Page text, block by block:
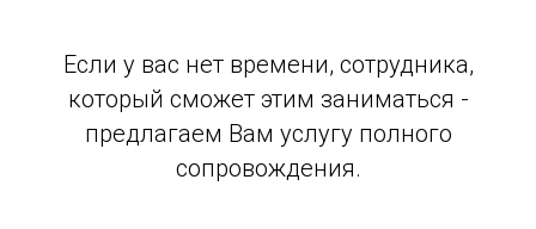
Если у вас нет времени, сотрудника,
который сможет этим заниматься -
предлагаем Вам услугу полного
сопровождения.